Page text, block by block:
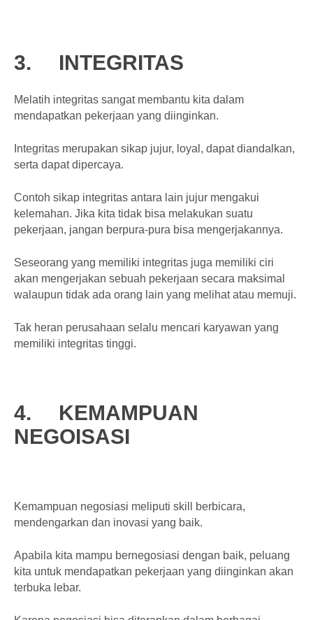
3. INTEGRITAS
Melatih integritas sangat membantu kita dalam
mendapatkan pekerjaan yang diinginkan.
Integritas merupakan sikap jujur, loyal, dapat diandalkan,
serta dapat dipercaya.
Contoh sikap integritas antara lain jujur mengakui
kelemahan. Jika kita tidak bisa melakukan suatu
pekerjaan, jangan berpura-pura bisa mengerjakannya.
Seseorang yang memiliki integritas juga memiliki ciri
akan mengerjakan sebuah pekerjaan secara maksimal
walaupun tidak ada orang lain yang melihat atau memuji.
Tak heran perusahaan selalu mencari karyawan yang
memiliki integritas tinggi.
4.
KEMAMPUAN
NEGOISASI
Kemampuan negosiasi meliputi skill berbicara,
mendengarkan dan inovasi yang baik.
Apabila kita mampu bernegosiasi dengan baik, peluang
kita untuk mendapatkan pekerjaan yang diinginkan akan
terbuka lebar.